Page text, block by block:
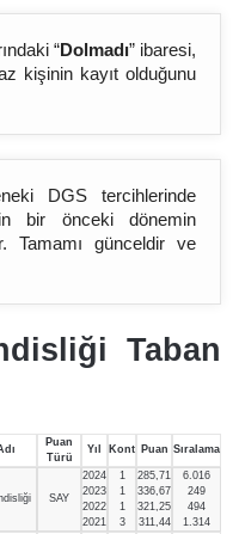
“Dolmadı” ibaresi,
kişinin kayıt olduğunu
DGS tercihlerinde
bir önceki dönemin
Tamamı günceldir ve
Taban
Puan
Türü
Yıl Kont Puan Sıralama
SAY
2024
2023
2022
2021
1
1
1
3
285,71
336,67
321,25
311,44
6.016
249
494
1.314